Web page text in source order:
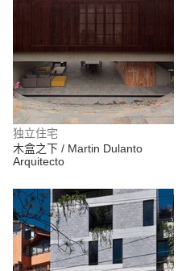
独立住宅
木盒之下 / Martin Dulanto
Arquitecto